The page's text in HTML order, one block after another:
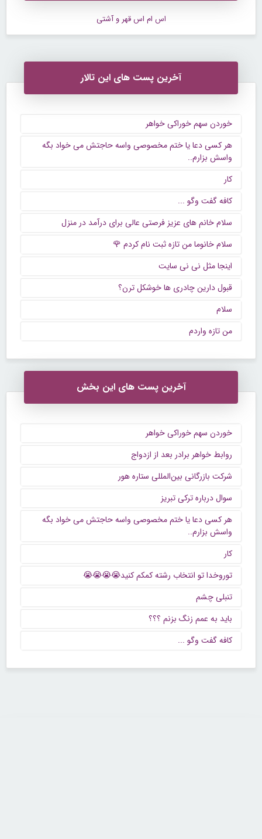
اس ام اس قهر و آشتی
آخرین پست های این تالار
خوردن سهم خوراکی خواهر
هر کسی دعا یا ختم مخصوصی واسه حاجتش می خواد بگه
واسش بزارم..
کار
كافه گفت وگو ...
سلام خانم های عزیز فرصتی عالی برای درآمد در منزل
سلام خانوما من تازه ثبت نام کردم 🌹
اینجا مثل نی نی سایت
قبول دارین چادری ها خوشکل ترن؟
سلام
من تازه واردم
آخرین پست های این بخش
خوردن سهم خوراکی خواهر
روابط خواهر برادر بعد از ازدواج
شرکت بازرگانی بین‌المللی ستاره هور
سوال درباره ترکی تبریز
هر کسی دعا یا ختم مخصوصی واسه حاجتش می خواد بگه
واسش بزارم..
کار
توروخدا تو انتخاب رشته کمکم کنید😭😭😭😭
تنبلی چشم
باید به عمم زنگ بزنم ؟؟؟
كافه گفت وگو ...